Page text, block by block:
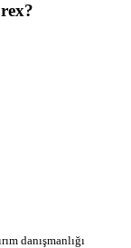
danışmanlığı